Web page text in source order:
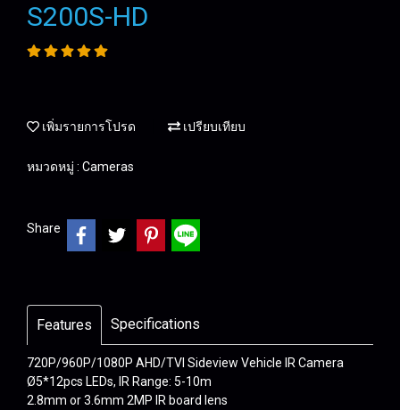
S200S-HD
เพิ่มรายการโปรด เปรียบเทียบ
หมวดหมู่ : Cameras
Share
Features Specifications
720P/960P/1080P AHD/TVI Sideview Vehicle IR Camera
Ø5*12pcs LEDs, IR Range: 5-10m
2.8mm or 3.6mm 2MP IR board lens